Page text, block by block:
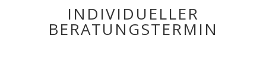
INDIVIDUELLER
BERATUNGSTERMIN